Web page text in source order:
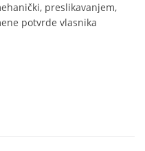
preslikavanjem,
potvrde vlasnika